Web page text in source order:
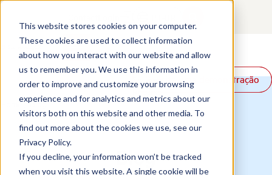
This website stores cookies on your computer.
These cookies are used to collect information
about how you interact with our website and allow
us to remember you. We use this information in
order to improve and customize your browsing
experience and for analytics and metrics about our
visitors both on this website and other media. To
find out more about the cookies we use, see our
Privacy Policy.
If you decline, your information won’t be tracked
when you visit this website. A single cookie will be
Produtos
Soluções
Recursos
Solicite uma demonstração
Solicite uma demonstração
Home / Blog
Blog